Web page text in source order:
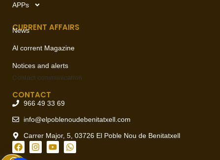
APPs
CURRENT AFFAIRS
News
Al corrent Magazine
Notices and alerts
Contact communication
CONTACT
966 49 33 69
info@elpoblenoudebenitatxell.com
Carrer Major, 5, 03726 El Poble Nou de Benitatxell